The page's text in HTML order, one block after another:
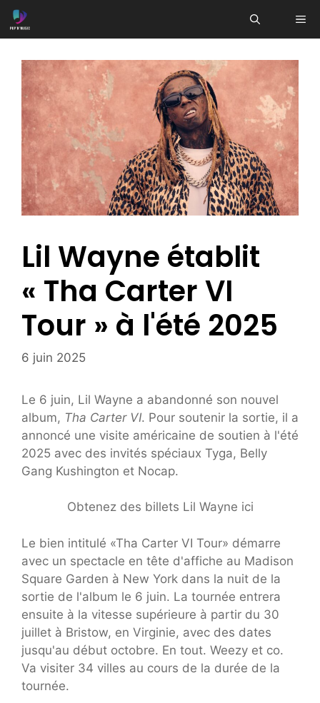
Aller
au
Lil Wayne établit
« Tha Carter VI
Tour » à l'été 2025
6 juin 2025
Le 6 juin, Lil Wayne a abandonné son nouvel
album, Tha Carter VI. Pour soutenir la sortie, il a
annoncé une visite américaine de soutien à l'été
2025 avec des invités spéciaux Tyga, Belly
Gang Kushington et Nocap.
Obtenez des billets Lil Wayne ici
Le bien intitulé «Tha Carter VI Tour» démarre
avec un spectacle en tête d'affiche au Madison
Square Garden à New York dans la nuit de la
sortie de l'album le 6 juin. La tournée entrera
ensuite à la vitesse supérieure à partir du 30
juillet à Bristow, en Virginie, avec des dates
jusqu'au début octobre. En tout. Weezy et co.
Va visiter 34 villes au cours de la durée de la
tournée.